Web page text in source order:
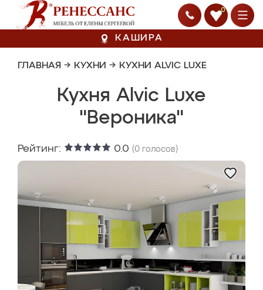
0
КАШИРА
ГЛАВНАЯ → КУХНИ → КУХНИ ALVIC LUXE
Кухня Alvic Luxe
"Вероника"
Рейтинг: 0.0 (0 голосов)